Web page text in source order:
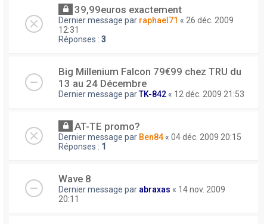
39,99euros exactement
Dernier message par raphael71 « 26 déc. 2009
12:31
Réponses : 3
Big Millenium Falcon 79€99 chez TRU du
13 au 24 Décembre
Dernier message parTK-842 « 12 déc. 2009 21:53
AT-TE promo?
Dernier message par Ben84 « 04 déc. 2009 20:15
Réponses : 1
Wave 8
Dernier message par abraxas « 14 nov. 2009
20:11